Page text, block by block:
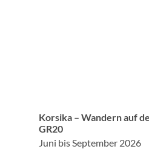
Korsika – Wandern auf
GR20
Juni bis September 2026